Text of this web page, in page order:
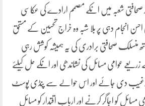
صحافتی شعبہ میں انکے مصمم ارادے کی عکاسی
انجام دہی پر بلا شبہ وہ خراج تحسین کے مستحق
منسلک صحافتی برادری کی یہ ہمیشہ کوشش رہی
عوامی مسائل کی نشاندھی اور انکے حل کیلئے
ترغیب دی جائے اور اس حوالے سے پنڈی پوسٹ
کو اجاگر کرنے اور ارباب اقتدار کو مسائل